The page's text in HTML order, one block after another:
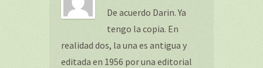
De acuerdo Darin. Ya
tengo la copia. En
realidad dos, la una es antigua y
editada en 1956 por una editorial